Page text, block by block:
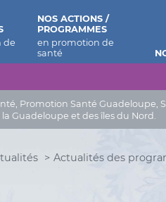
Promotion Santé
Guadeloupe et des îles du Nord.
NOS ACTIONS /
PROGRAMMES
Actualités des